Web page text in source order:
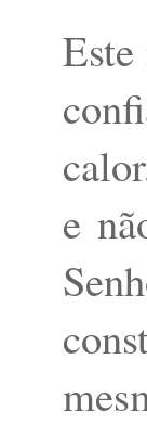
e